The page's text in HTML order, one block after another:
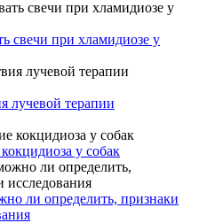
свечи при хламидиозе у
лучевой терапии
у собак
ли определить, признаки